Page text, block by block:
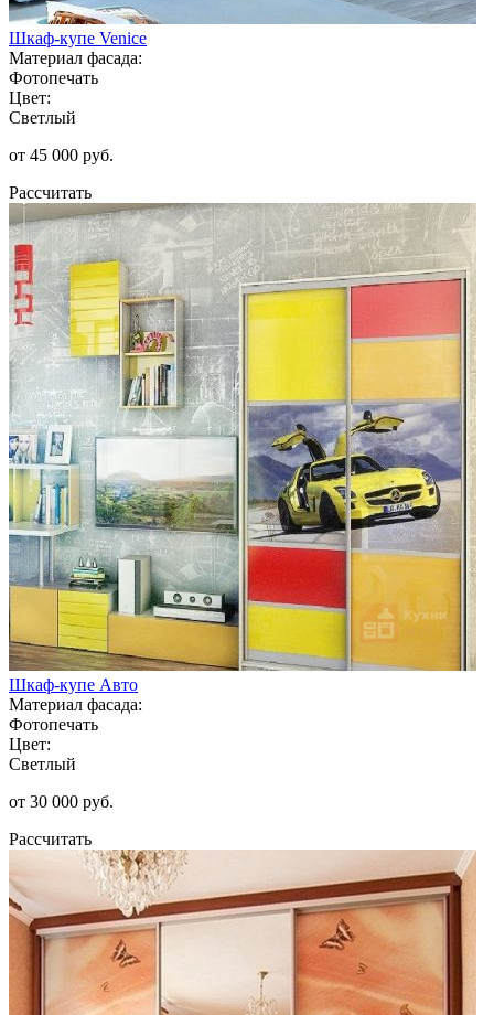
Шкаф-купе Venice
Материал фасада:
Фотопечать
Цвет:
Светлый
от 45 000 руб.
Рассчитать
Шкаф-купе Авто
Материал фасада:
Фотопечать
Цвет:
Светлый
от 30 000 руб.
Рассчитать